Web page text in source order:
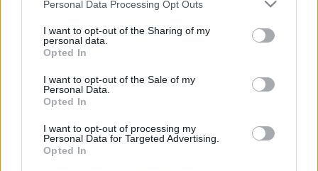
not limited to your visit or usage behaviour. You may click to
grant or deny consent to Google and its third-party tags to
use your data for below specified purposes in below Google
consent section.
Personal Data Processing Opt Outs
I want to opt-out of the Sharing of my
personal data.
Opted In
I want to opt-out of the Sale of my
Personal Data.
Opted In
I want to opt-out of processing my
Personal Data for Targeted Advertising.
Opted In
felkavaró, egymást gyilkoló, kizsigerelő halálos szenvedélyű
egymásra ítéltségé. Nem epekednek. Nem udvarolnak. Nem
kacérkodnak vagy mórikálnak. Szilaj szerelem. Kínzó
Gál Péter/
A IX. Alternatív Színházi Szemle Fődíjas előadása, Szeged,